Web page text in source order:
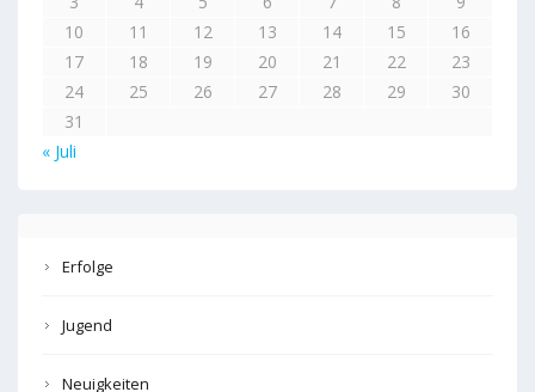
10
11 12 13 14 15
16
17
18 19 20 21 22
23
24
25 26 27 28 29
30
31
« Juli
Erfolge
Jugend
Neuigkeiten